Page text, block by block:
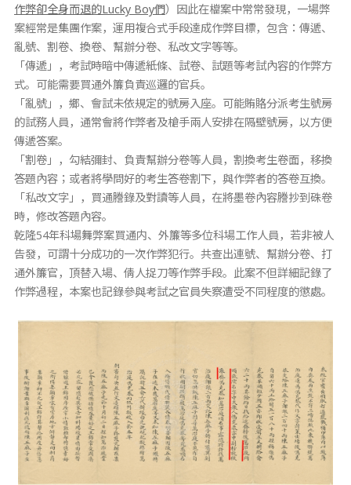
作弊卻全身而退的Lucky Boy們）因此在檔案中常常發現，一場弊
案經常是集團作案，運用複合式手段達成作弊目標，包含：傳遞、
亂號、割卷、換卷、幫辦分卷、私改文字等等。
「傳遞」，考試時暗中傳遞紙條、試卷、試題等考試內容的作弊方
式。可能需要買通外簾負責巡邏的官兵。
「亂號」，鄉、會試未依規定的號房入座。可能賄賂分派考生號房
的試務人員，通常會將作弊者及槍手兩人安排在隔壁號房，以方便
傳遞答案。
「割卷」，勾結彌封、負責幫辦分卷等人員，割換考生卷面，移換
答題內容；或者將學問好的考生答卷割下，與作弊者的答卷互換。
「私改文字」，買通謄錄及對讀等人員，在將墨卷內容謄抄到硃卷
時，修改答題內容。
乾隆54年科場舞弊案買通内、外簾等多位科場工作人員，若非被人
告發，可謂十分成功的一次作弊犯行。共查出連號、幫辦分卷、打
通外簾官，頂替入場、倩人捉刀等作弊手段。此案不但詳細記錄了
作弊過程，本案也記錄參與考試之官員失察遭受不同程度的懲處。